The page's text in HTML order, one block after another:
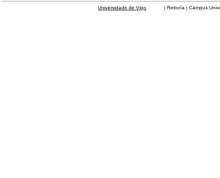
Universidade de Vigo | Reitoría | Campus